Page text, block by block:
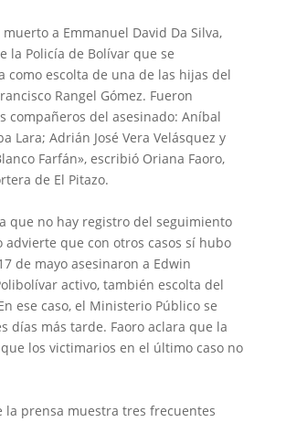
a Emmanuel David Da Silva,
la Policía de Bolívar que se
como escolta de una de las hijas del
Rangel Gómez. Fueron
compañeros del asesinado: Aníbal
Lara; Adrián José Vera Velásquez y
Farfán», escribió Oriana Faoro,
de El Pitazo.
que no hay registro del seguimiento
advierte que con otros casos sí hubo
de mayo asesinaron a Edwin
activo, también escolta del
ese caso, el Ministerio Público se
días más tarde. Faoro aclara que la
los victimarios en el último caso no
la prensa muestra tres frecuentes